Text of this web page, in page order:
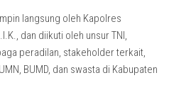
langsung oleh Kapolres
dan diikuti oleh unsur TNI,
peradilan, stakeholder terkait,
BUMD, dan swasta di Kabupaten